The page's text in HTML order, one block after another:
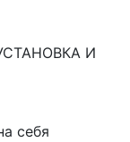
И
себя